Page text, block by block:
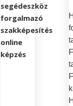
segédeszköz
forgalmazó
szakképesítés
online
képzés